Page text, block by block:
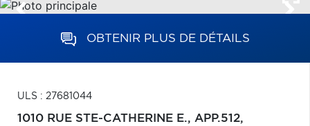
OBTENIR PLUS DE DÉTAILS
ULS : 27681044
1010 RUE STE-CATHERINE E., APP.512,